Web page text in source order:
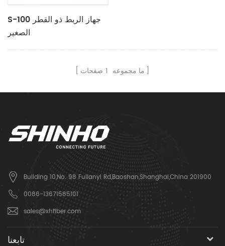
S-100 جهاز الربط ذو القطر
الصغير
ما مجموعه 1 صفحات
Building 10,No. 98 Fulianyi Rd,Baoshan,Shanghai,China 201900
0086-13671585101
sales@xhfiber.com
تابعنا